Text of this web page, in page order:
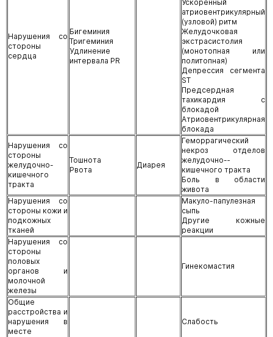
Нарушения со
стороны
сердца
Бигеминия
Тригеминия
Удлинение
интервала PR
Ускоренный
атриовентрикулярный
(узловой) ритм
Желудочковая
экстрасистолия
(монотопная или
политопная)
Депрессия сегмента
ST
Предсердная
тахикардия с
блокадой
Атриовентрикулярная
блокада
Нарушения со
стороны
желудочно­-
кишечного
тракта
Тошнота
Рвота
Диарея
Геморрагический
некроз отделов
желудочно-­
кишечного тракта
Боль в области
живота
Нарушения со
стороны кожи и
подкожных
тканей
Макуло-папулезная
сыпь
Другие кожные
реакции
Нарушения со
стороны
половых
органов и
молочной
железы
Гинекомастия
Общие
расстройства и
нарушения в
месте
Слабость